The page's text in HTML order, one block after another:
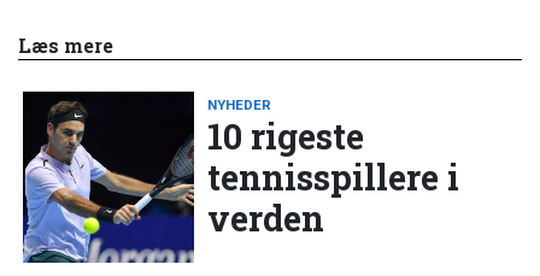
Læs mere
NYHEDER
10 rigeste
tennisspillere i
verden